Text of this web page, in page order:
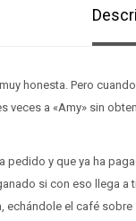
honesta. Pero
veces a «Amy» sin
pedido y que ya ha
si con eso llega
echándole el café